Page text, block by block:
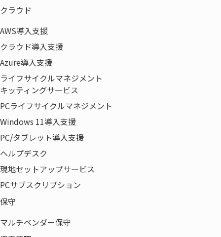
クラウド
AWS導入支援
クラウド導入支援
Azure導入支援
ライフサイクルマネジメント
キッティングサービス
PCライフサイクルマネジメント
Windows 11導入支援
PC/タブレット導入支援
ヘルプデスク
現地セットアップサービス
PCサブスクリプション
保守
マルチベンダー保守
特集
企業情報
代表あいさつ
経営理念・事業ドメイン
会社概要
会社沿革
拠点一覧
当社の取り組み
サステナビリティビジョン
健康経営への取り組み
​一般事業主行動計画